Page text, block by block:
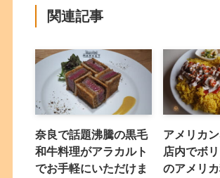
関連記事
奈良で話題沸騰の黒毛
和牛料理がアラカルト
でお手軽にいただけま
アメリカ
店内でボ
のアメリ